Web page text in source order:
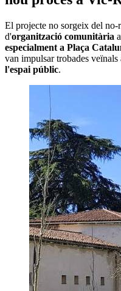
El projecte no sorgeix del no-
d'organització comunitària
especialment a Plaça
van impulsar trobades veïnals
l'espai públic.